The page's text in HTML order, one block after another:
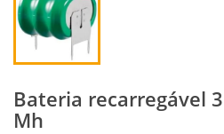
Bateria recarregável
Mh